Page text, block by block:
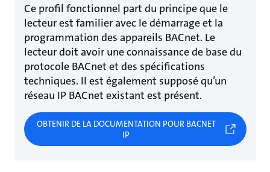
Ce profil fonctionnel part du principe que le
lecteur est familier avec le démarrage et la
programmation des appareils BACnet. Le
lecteur doit avoir une connaissance de base du
protocole BACnet et des spécifications
techniques. Il est également supposé qu’un
réseau IP BACnet existant est présent.
OBTENIR DE LA DOCUMENTATION POUR BACNET
IP